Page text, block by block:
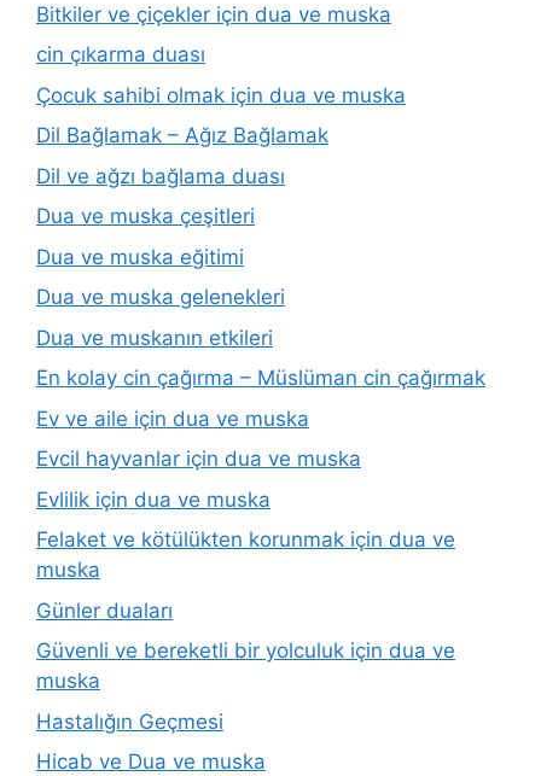
Bitkiler ve çiçekler için dua ve muska
cin çıkarma duası
Çocuk sahibi olmak için dua ve muska
Dil Bağlamak – Ağız Bağlamak
Dil ve ağzı bağlama duası
Dua ve muska çeşitleri
Dua ve muska eğitimi
Dua ve muska gelenekleri
Dua ve muskanın etkileri
En kolay cin çağırma – Müslüman cin çağırmak
Ev ve aile için dua ve muska
Evcil hayvanlar için dua ve muska
Evlilik için dua ve muska
Felaket ve kötülükten korunmak için dua ve
muska
Günler duaları
Güvenli ve bereketli bir yolculuk için dua ve
muska
Hastalığın Geçmesi
Hicab ve Dua ve muska